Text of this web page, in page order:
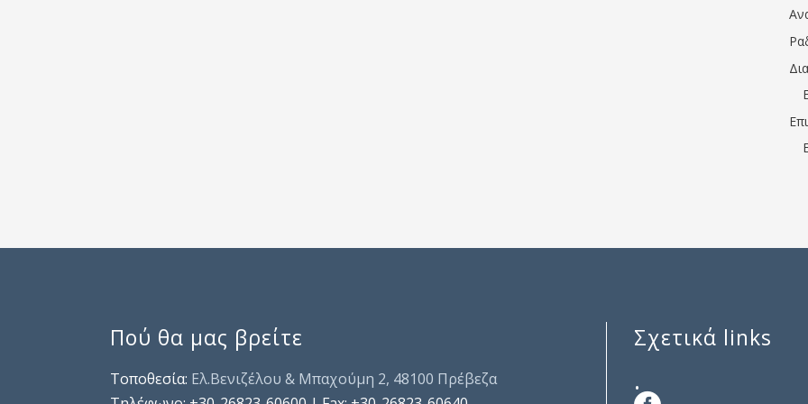
Πού θα μας βρείτε
Τοποθεσία: Ελ.Βενιζέλου & Μπαχούμη 2, 48100 Πρέβεζα
Σχετικά links
.